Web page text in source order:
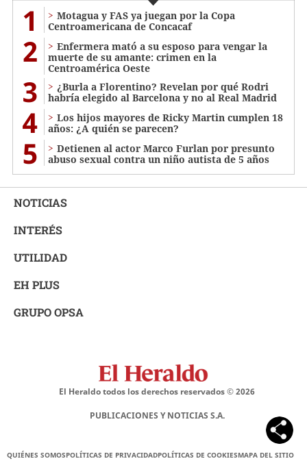
1
Motagua y FAS ya juegan por la Copa
Centroamericana de Concacaf
2
Enfermera mató a su esposo para vengar la
muerte de su amante: crimen en la
Centroamérica Oeste
3
¿Burla a Florentino? Revelan por qué Rodri
habría elegido al Barcelona y no al Real Madrid
4
Los hijos mayores de Ricky Martin cumplen 18
años: ¿A quién se parecen?
5
Detienen al actor Marco Furlan por presunto
abuso sexual contra un niño autista de 5 años
NOTICIAS
INTERÉS
UTILIDAD
EH PLUS
GRUPO OPSA
El Heraldo todos los derechos reservados ©2026
PUBLICACIONES Y NOTICIAS S.A.
QUIÉNES SOMOSPOLÍTICAS DE PRIVACIDADPOLÍTICAS DE COOKIESMAPA DEL SITIO